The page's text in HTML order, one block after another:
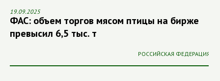
19.09.2025
ФАС: объем торгов мясом птицы на бирже
превысил 6,5 тыс. т
РОССИЙСКАЯ ФЕДЕРАЦИЯ